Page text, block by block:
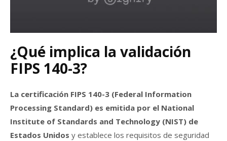
¿Qué implica la validación
FIPS 140-3?
La certificación FIPS 140-3 (Federal Information
Processing Standard) es emitida por el National
Institute of Standards and Technology (NIST) de
Estados Unidos y establece los requisitos de seguridad